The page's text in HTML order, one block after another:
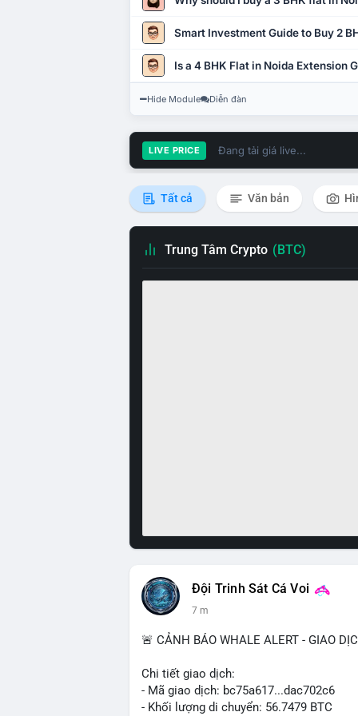
Smart Investment Guide to Buy 2
Is a 4 BHK Flat in Noida Extension
Hide Module Diễn đàn
LIVE PRICE Đang tải giá live...
Tất cả Văn bản
Trung Tâm Crypto (BTC)
Đội Trinh Sát Cá Voi
7 m
🚨 CẢNH BÁO WHALE ALERT - GIAO
Chi tiết giao dịch:
- Mã giao dịch: bc75a617...dac702c6
- Khối lượng di chuyển: 56.7479 BTC